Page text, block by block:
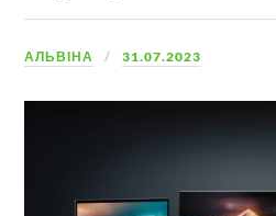
АЛЬВІНА 31.07.2023